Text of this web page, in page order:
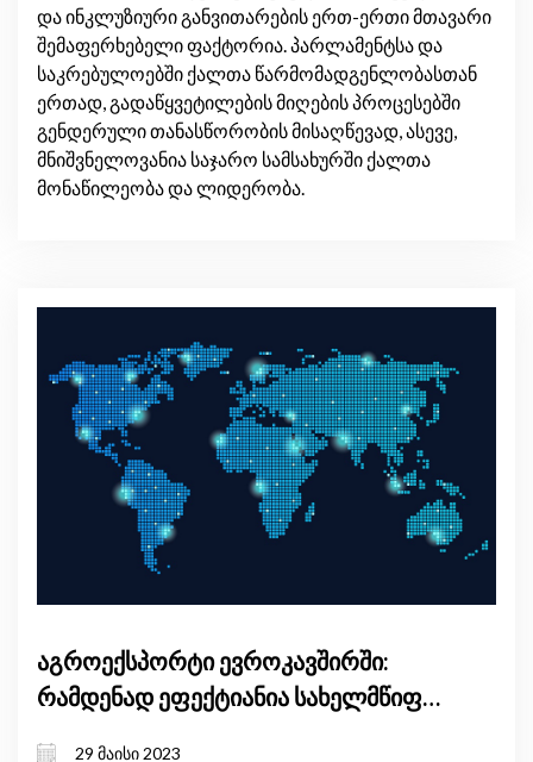
და ინკლუზიური განვითარების ერთ-ერთი მთავარი
შემაფერხებელი ფაქტორია. პარლამენტსა და
საკრებულოებში ქალთა წარმომადგენლობასთან
ერთად, გადაწყვეტილების მიღების პროცესებში
გენდერული თანასწორობის მისაღწევად, ასევე,
მნიშვნელოვანია საჯარო სამსახურში ქალთა
მონაწილეობა და ლიდერობა.
აგროექსპორტი ევროკავშირში:
რამდენად ეფექტიანია სახელმწიფო
29 მაისი 2023